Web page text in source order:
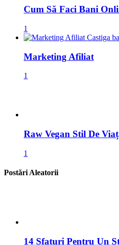
Cum Să Faci Bani
1
Marketing Afiliat
1
Raw Vegan Stil De
1
Postări Aleatorii
14 Sfaturi Pentru Un